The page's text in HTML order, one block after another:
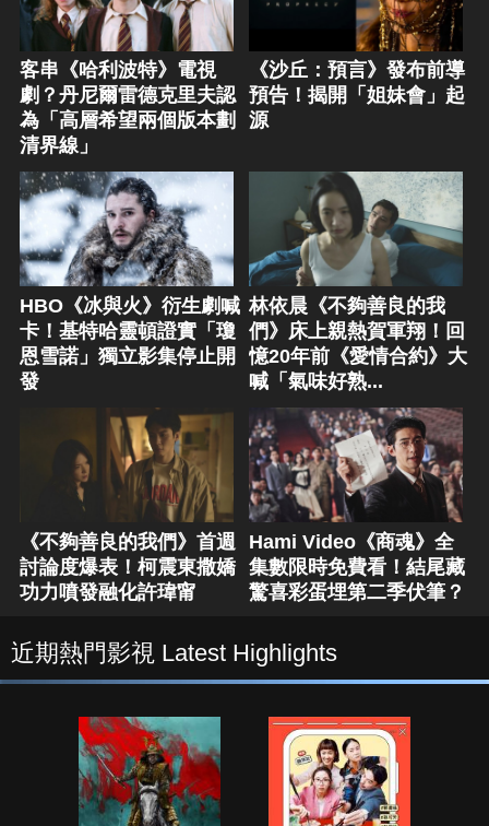
客串《哈利波特》電視
劇？丹尼爾雷德克里夫認
為「高層希望兩個版本劃
清界線」
《沙丘：預言》發布前導
預告！揭開「姐妹會」起
源
HBO《冰與火》衍生劇喊
卡！基特哈靈頓證實「瓊
恩雪諾」獨立影集停止開
發
林依晨《不夠善良的我
們》床上親熱賀軍翔！回
憶20年前《愛情合約》大
喊「氣味好熟...
《不夠善良的我們》首週
討論度爆表！柯震東撒嬌
功力噴發融化許瑋甯
Hami Video《商魂》全
集數限時免費看！結尾藏
驚喜彩蛋埋第二季伏筆？
近期熱門影視 Latest Highlights